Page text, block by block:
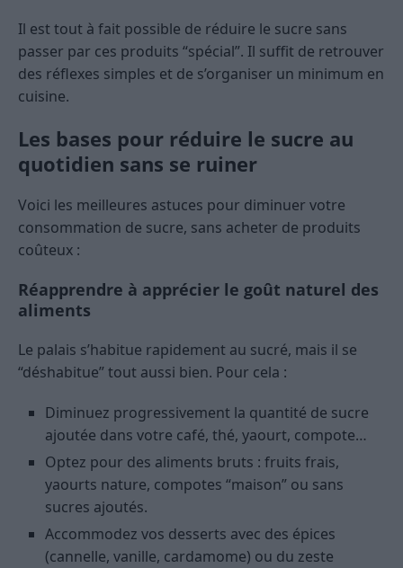
Il est tout à fait possible de réduire le sucre sans
passer par ces produits “spécial”. Il suffit de retrouver
des réflexes simples et de s’organiser un minimum en
cuisine.
Les bases pour réduire le sucre au
quotidien sans se ruiner
Voici les meilleures astuces pour diminuer votre
consommation de sucre, sans acheter de produits
coûteux :
Réapprendre à apprécier le goût naturel des
aliments
Le palais s’habitue rapidement au sucré, mais il se
“déshabitue” tout aussi bien. Pour cela :
Diminuez progressivement la quantité de sucre
ajoutée dans votre café, thé, yaourt, compote…
Optez pour des aliments bruts : fruits frais,
yaourts nature, compotes “maison” ou sans
sucres ajoutés.
Accommodez vos desserts avec des épices
(cannelle, vanille, cardamome) ou du zeste